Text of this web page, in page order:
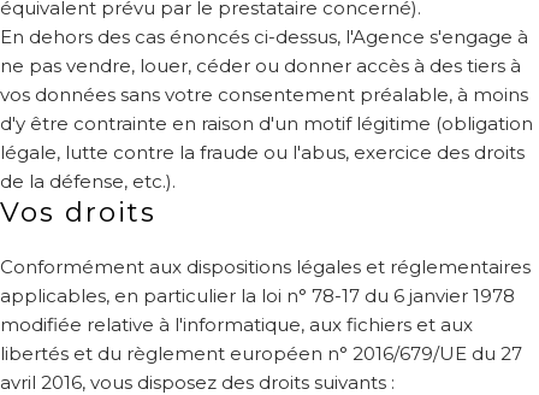
équivalent prévu par le prestataire concerné).
En dehors des cas énoncés ci-dessus, l'Agence s'engage à
ne pas vendre, louer, céder ou donner accès à des tiers à
vos données sans votre consentement préalable, à moins
d'y être contrainte en raison d'un motif légitime (obligation
légale, lutte contre la fraude ou l'abus, exercice des droits
de la défense, etc.).
Vos droits
Conformément aux dispositions légales et réglementaires
applicables, en particulier la loi n° 78-17 du 6 janvier 1978
modifiée relative à l'informatique, aux fichiers et aux
libertés et du règlement européen n° 2016/679/UE du 27
avril 2016, vous disposez des droits suivants :